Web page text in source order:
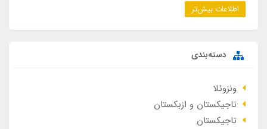
اطلاعات بیش‌تر
دسته‌بندی
ونزوئلا
تاجیکستان و ازبکستان
تاجیکستان